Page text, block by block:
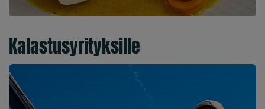
Kalastusyrityksille